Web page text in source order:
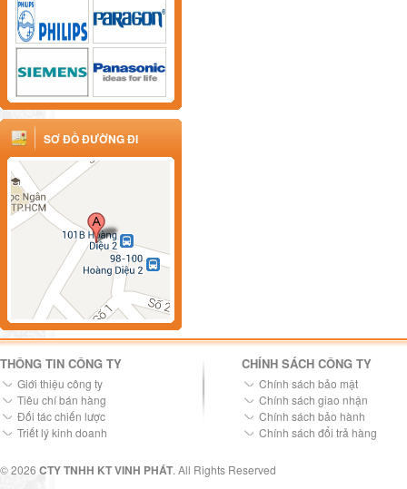
SƠ ĐỒ ĐƯỜNG ĐI
THÔNG TIN CÔNG TY
Giới thiệu công ty
Tiêu chí bán hàng
Đối tác chiến lược
Triết lý kinh doanh
CHÍNH SÁCH CÔNG TY
Chính sách bảo mật
Chính sách giao nhận
Chính sách bảo hành
Chính sách đổi trả hàng
© 2026 CTY TNHH KT VINH PHÁT. All Rights Reserved